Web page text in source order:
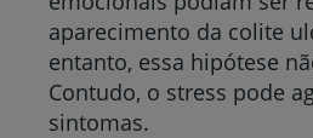
aparecimento da colite
entanto, essa hipótese
Contudo, o stress pode
sintomas.